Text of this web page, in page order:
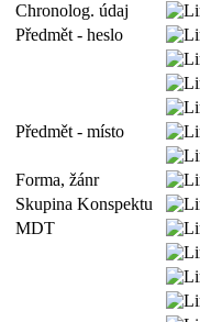
Chronolog. údaj
Předmět - heslo
Předmět - místo
Forma, žánr
Skupina Konspektu
MDT